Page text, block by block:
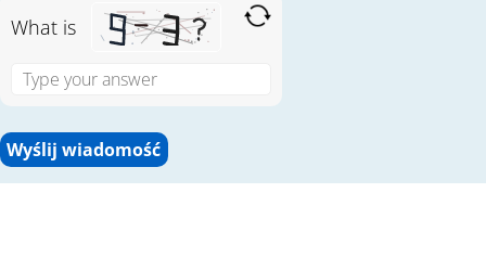
What is
v
e